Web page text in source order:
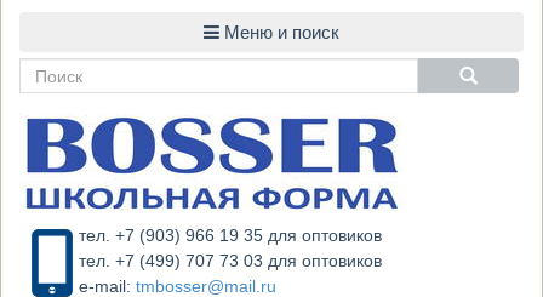
тел. +7 (903) 966 19 35 для оптовиков
тел. +7 (499) 707 73 03 для оптовиков
e-mail: tmbosser@mail.ru